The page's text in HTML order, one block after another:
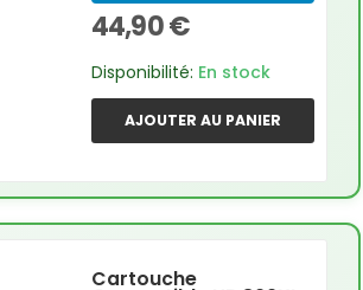
44,90 €
Disponibilité: En stock
AJOUTER AU PANIER
Cartouche